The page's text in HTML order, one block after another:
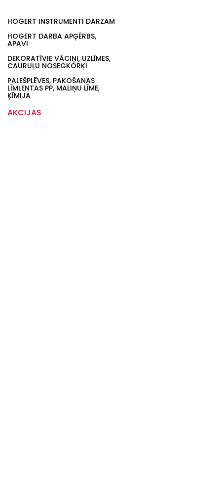
HOGERT INSTRUMENTI DĀRZAM
HOGERT DARBA APĢĒRBS,
APAVI
DEKORATĪVIE VĀCIŅI, UZLĪMES,
CAURUĻU NOSEGKORĶI
PALEŠPLĒVES, PAKOŠANAS
LĪMLENTAS PP, MALIŅU LĪME,
ĶĪMIJA
AKCIJAS